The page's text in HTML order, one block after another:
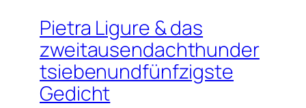
Pietra Ligure & das
zweitausendachthunder
tsiebenundfünfzigste
Gedicht